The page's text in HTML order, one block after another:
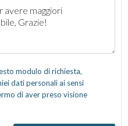
modulo di richiesta,
dati personali ai sensi
di aver preso visione